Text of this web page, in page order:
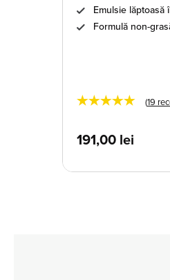
Emulsie lăptoasă
Formulă non-
★★★★★ (19
191,00 lei